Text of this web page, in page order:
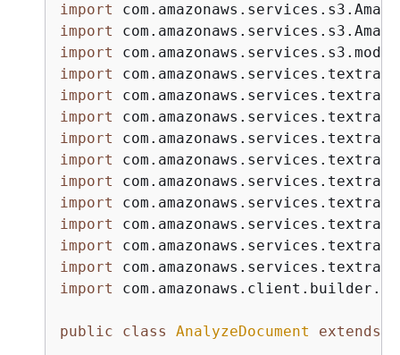
import
import
import
import
import
import
import
import
import
import
import
import
import
import
public class AnalyzeDocument extends